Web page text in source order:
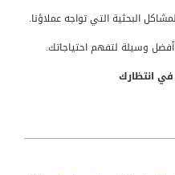
البحثية التي تواجه عملاؤنا.
وسيلة لتفهم احتياجاتك.
في انتظارك